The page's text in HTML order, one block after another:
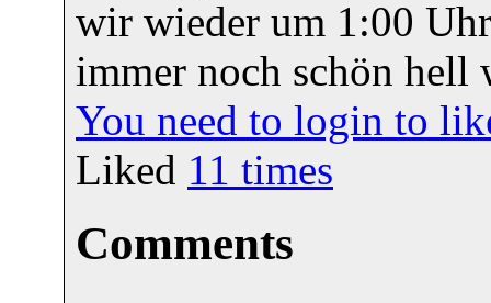
wir wieder um 1:00
immer noch schön hell
You need to login to
Liked 11 times
Comments